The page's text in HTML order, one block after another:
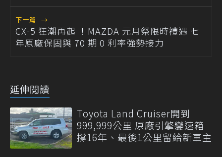
下一篇 →
CX-5 狂潮再起 ！MAZDA 元月祭限時禮遇 七
年原廠保固與 70 期 0 利率強勢接力
延伸閱讀
Toyota Land Cruiser開到
999,999公里 原廠引擎變速箱
撐16年、最後1公里留給新車主